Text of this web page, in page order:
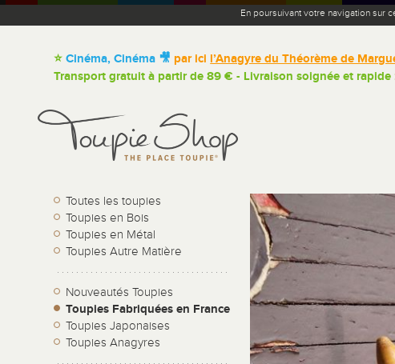
En poursuivant votre navigation sur
⭐Cinéma, Cinéma 🎥 par ici l’Anagyre du Théorème de
Transport gratuit à partir de 89 € - Livraison soignée et
Toutes les toupies
Toupies en Bois
Toupies en Métal
Toupies Autre Matière
Nouveautés Toupies
Toupies Fabriquées en France
Toupies Japonaises
Toupies Anagyres